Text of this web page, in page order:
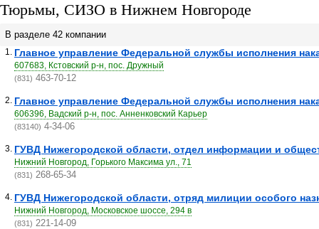
Тюрьмы, СИЗО в Нижнем Новгороде
В разделе 42 компании
1. Главное управление Федеральной службы исполнения
607683, Кстовский р-н, пос. Дружный
(831) 463-70-12
2. Главное управление Федеральной службы исполнения
606396, Вадский р-н, пос. Анненковский Карьер
(83140) 4-34-06
3. ГУВД Нижегородской области, отдел информации и
Нижний Новгород, Горького Максима ул., 71
(831) 268-65-34
4. ГУВД Нижегородской области, отряд милиции особого
Нижний Новгород, Московское шоссе, 294 в
(831) 221-14-09